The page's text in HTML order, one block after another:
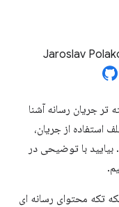
Jaroslav
رسانه آشنا
از جریان،
با توضیحی در
محتوای رسانه ای